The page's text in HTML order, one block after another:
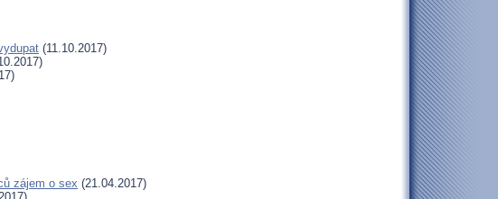
(11.10.2017)
zájem o sex (21.04.2017)